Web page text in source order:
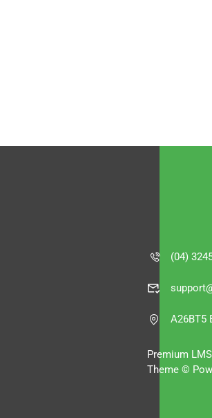
(04)
A26BT5
Premium
Theme ©